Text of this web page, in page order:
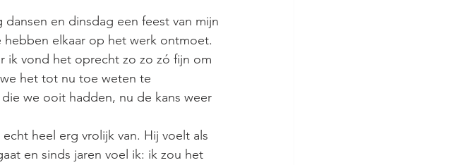
en dinsdag een feest van mijn
elkaar op het werk ontmoet.
ik vond het oprecht zo zo zó fijn om
het tot nu toe weten te
we ooit hadden, nu de kans weer
heel erg vrolijk van. Hij voelt als
en sinds jaren voel ik: ik zou het